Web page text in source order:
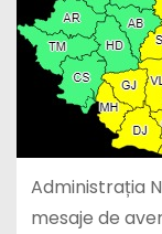
Administrația
mesaje de